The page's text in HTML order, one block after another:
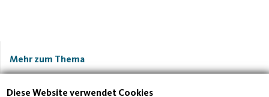
Mehr zum Thema
Diese Website verwendet Cookies